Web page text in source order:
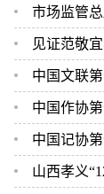
市场监管
见证范敬
中国文联
中国作协
中国记协第十
山西孝义